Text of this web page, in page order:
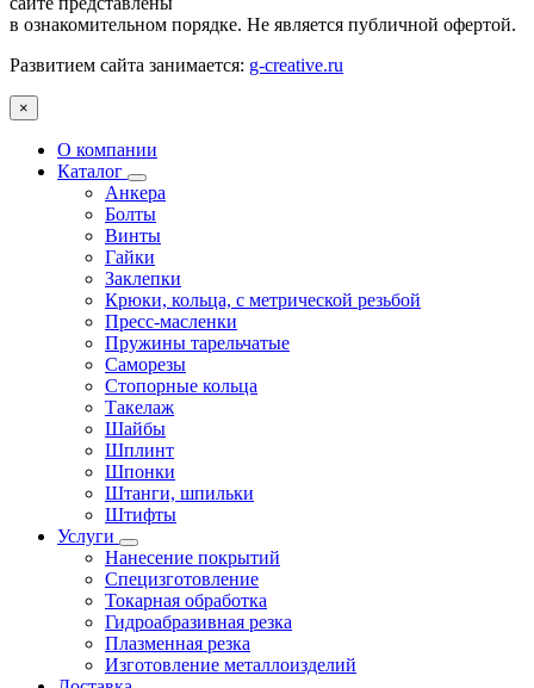
в ознакомительном порядке. Не является публичной офертой.
Развитием сайта занимается: g-creative.ru
×
О компании
Каталог
Анкера
Болты
Винты
Гайки
Заклепки
Крюки, кольца, с метрической резьбой
Пресс-масленки
Пружины тарельчатые
Саморезы
Стопорные кольца
Такелаж
Шайбы
Шплинт
Шпонки
Штанги, шпильки
Штифты
Услуги
Нанесение покрытий
Специзготовление
Токарная обработка
Гидроабразивная резка
Плазменная резка
Изготовление металлоизделий